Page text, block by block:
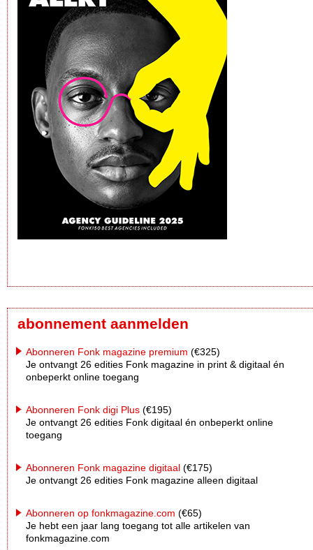
abonnement aanmelden
Abonneren Fonk magazine premium (€325)
Je ontvangt 26 edities Fonk magazine in print & digitaal én
onbeperkt online toegang
Abonneren Fonk digi Plus (€195)
Je ontvangt 26 edities Fonk digitaal én onbeperkt online
toegang
Abonneren Fonk magazine digitaal (€175)
Je ontvangt 26 edities Fonk magazine alleen digitaal
Abonneren op fonkmagazine.com (€65)
Je hebt een jaar lang toegang tot alle artikelen van
fonkmagazine.com